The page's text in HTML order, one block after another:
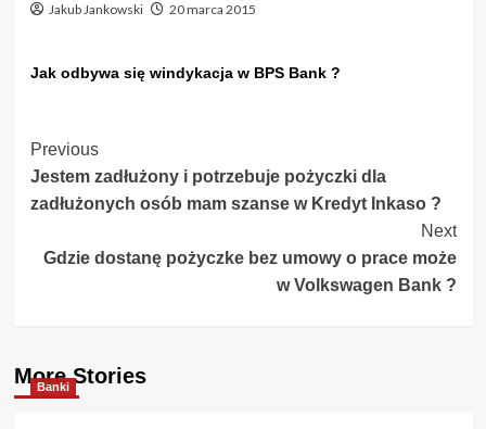
Jakub Jankowski 20 marca 2015
Jak odbywa się windykacja w BPS Bank ?
Post
Navigation
Previous
Jestem zadłużony i potrzebuje pożyczki dla
zadłużonych osób mam szanse w Kredyt Inkaso ?
Next
Gdzie dostanę pożyczke bez umowy o prace może
w Volkswagen Bank ?
More Stories
Banki